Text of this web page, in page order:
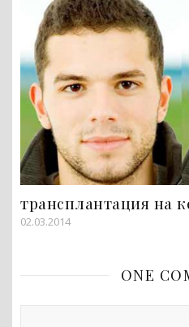
трансплантация на
02.03.2014
ONE